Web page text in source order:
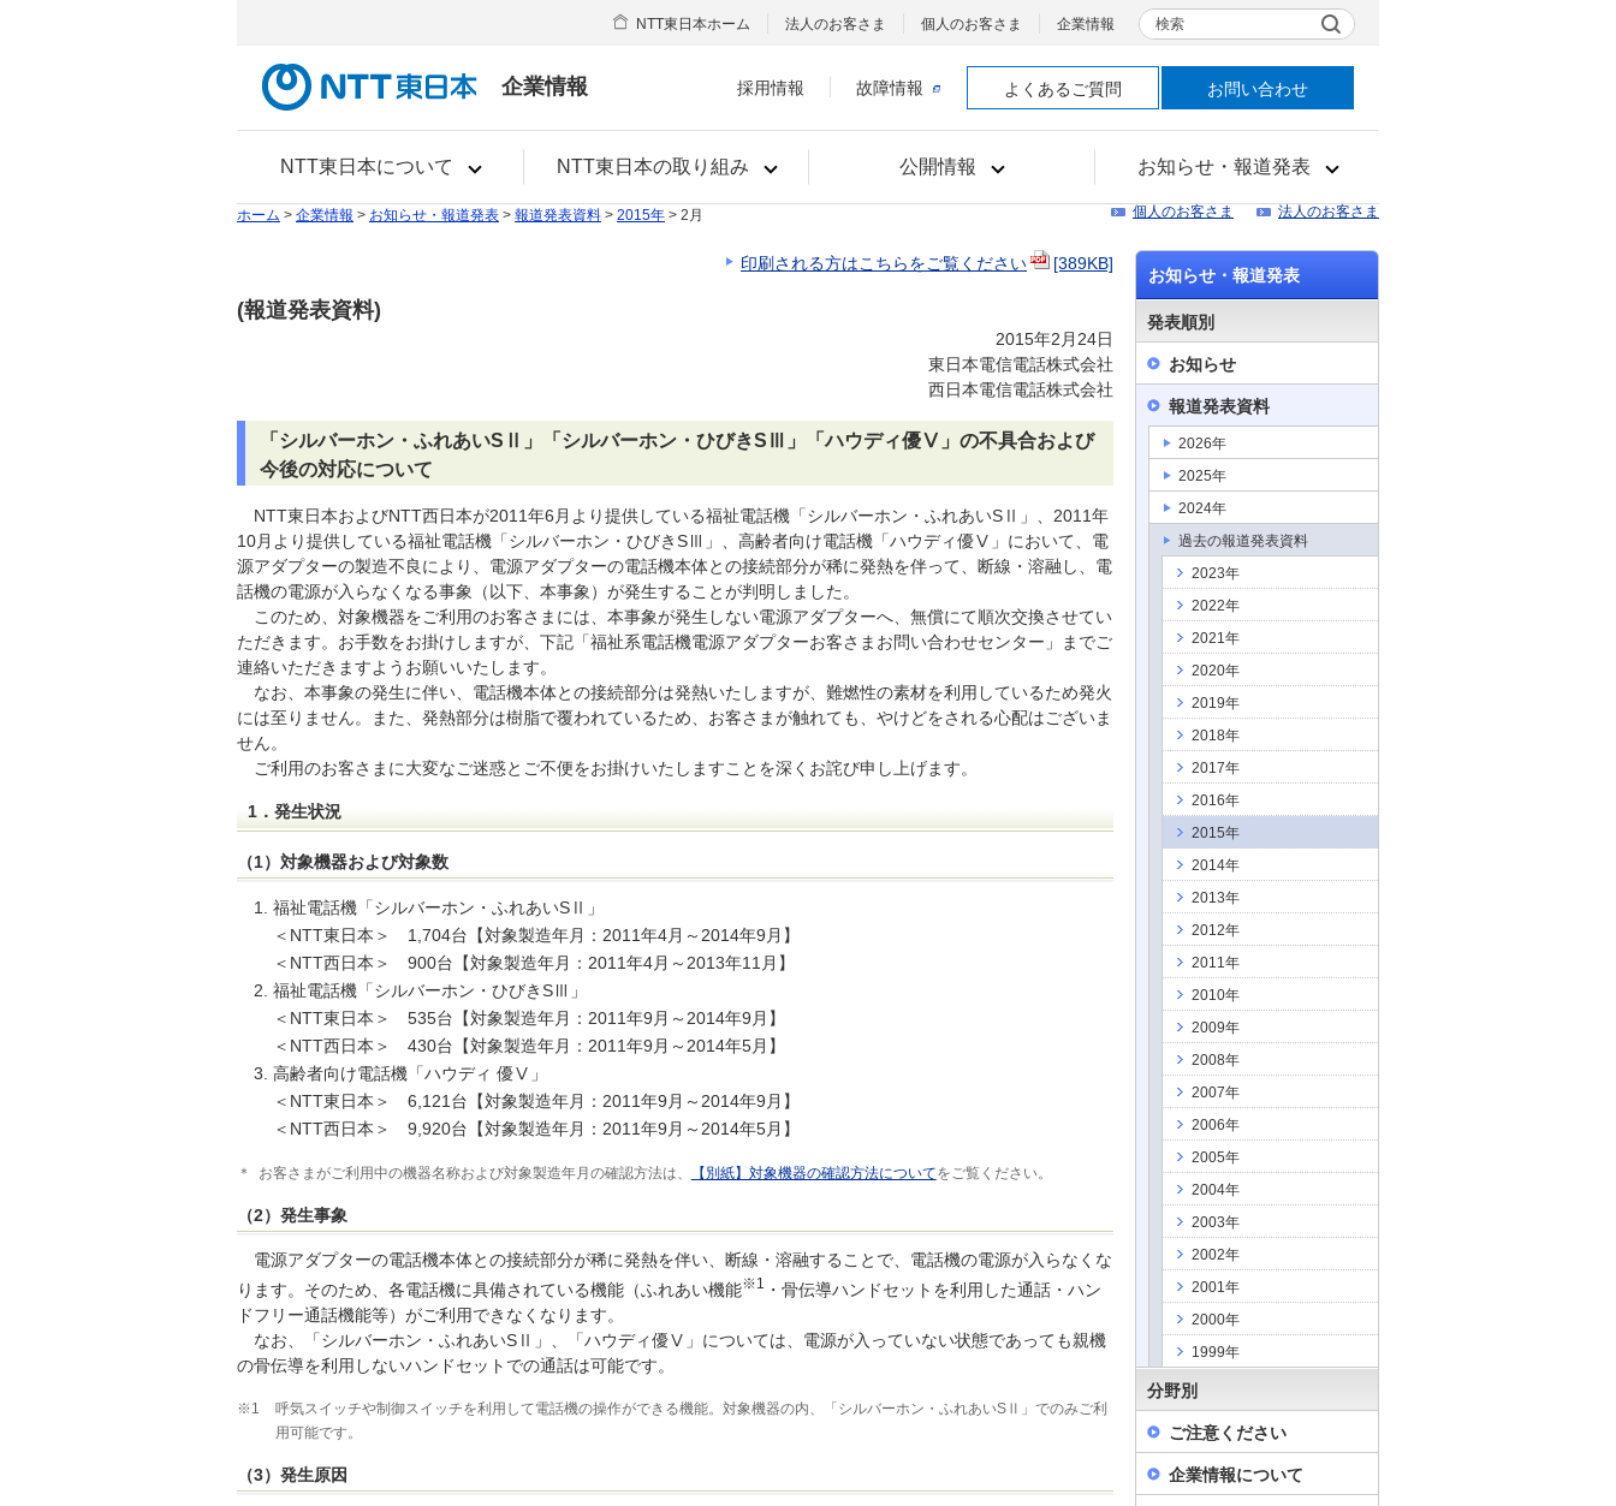
企業情報
NTT東日本について NTT東日本の取り組み 公開情報 お知らせ・報道発表
NTT東日本ホーム 法人のお客さま 個人のお客さま 企業情報 検索
採用情報 故障情報 よくあるご質問 お問い合わせ
ホーム > 企業情報 > お知らせ・報道発表 > 報道発表資料 > 2015年 > 2月 個人のお客さま 法人のお客さま
印刷される方はこちらをご覧ください [389KB]
(報道発表資料)
2015年2月24日
東日本電信電話株式会社
西日本電信電話株式会社
「シルバーホン・ふれあいSⅡ」「シルバーホン・ひびきSⅢ」「ハウディ優Ⅴ」の不具合および
今後の対応について
NTT東日本およびNTT西日本が2011年6月より提供している福祉電話機「シルバーホン・ふれあいSⅡ」、2011年
10月より提供している福祉電話機「シルバーホン・ひびきSⅢ」、高齢者向け電話機「ハウディ優Ⅴ」において、電
源アダプターの製造不良により、電源アダプターの電話機本体との接続部分が稀に発熱を伴って、断線・溶融し、電
話機の電源が入らなくなる事象（以下、本事象）が発生することが判明しました。
このため、対象機器をご利用のお客さまには、本事象が発生しない電源アダプターへ、無償にて順次交換させてい
ただきます。お手数をお掛けしますが、下記「福祉系電話機電源アダプターお客さまお問い合わせセンター」までご
連絡いただきますようお願いいたします。
なお、本事象の発生に伴い、電話機本体との接続部分は発熱いたしますが、難燃性の素材を利用しているため発火
には至りません。また、発熱部分は樹脂で覆われているため、お客さまが触れても、やけどをされる心配はございま
せん。
ご利用のお客さまに大変なご迷惑とご不便をお掛けいたしますことを深くお詫び申し上げます。
1．発生状況
（1）対象機器および対象数
福祉電話機「シルバーホン・ふれあいSⅡ」
＜NTT東日本＞ 1,704台【対象製造年月：2011年4月～2014年9月】
＜NTT西日本＞ 900台【対象製造年月：2011年4月～2013年11月】
福祉電話機「シルバーホン・ひびきSⅢ」
＜NTT東日本＞ 535台【対象製造年月：2011年9月～2014年9月】
＜NTT西日本＞ 430台【対象製造年月：2011年9月～2014年5月】
高齢者向け電話機「ハウディ 優Ⅴ」
＜NTT東日本＞ 6,121台【対象製造年月：2011年9月～2014年9月】
＜NTT西日本＞ 9,920台【対象製造年月：2011年9月～2014年5月】
＊ お客さまがご利用中の機器名称および対象製造年月の確認方法は、 【別紙】対象機器の確認方法についてをご覧ください。
（2）発生事象
電源アダプターの電話機本体との接続部分が稀に発熱を伴い、断線・溶融することで、電話機の電源が入らなくな
ります。そのため、各電話機に具備されている機能（ふれあい機能※1
・骨伝導ハンドセットを利用した通話・ハン
ドフリー通話機能等）がご利用できなくなります。
なお、「シルバーホン・ふれあいSⅡ」、「ハウディ優Ⅴ」については、電源が入っていない状態であっても親機
の骨伝導を利用しないハンドセットでの通話は可能です。
※1
呼気スイッチや制御スイッチを利用して電話機の操作ができる機能。対象機器の内、「シルバーホン・ふれあいSⅡ」でのみご利
用可能です。
（3）発生原因
お知らせ・報道発表
発表順別
お知らせ
報道発表資料
2026年
2025年
2024年
過去の報道発表資料
2023年
2022年
2021年
2020年
2019年
2018年
2017年
2016年
2015年
2014年
2013年
2012年
2011年
2010年
2009年
2008年
2007年
2006年
2005年
2004年
2003年
2002年
2001年
2000年
1999年
分野別
ご注意ください
企業情報について